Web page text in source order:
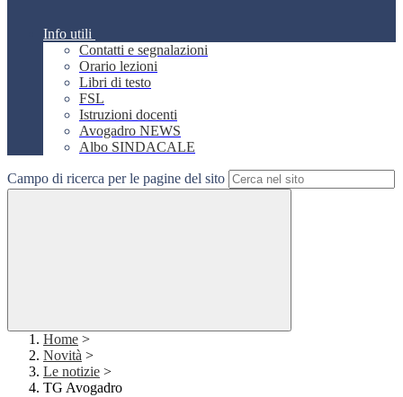
Info utili
Contatti e segnalazioni
Orario lezioni
Libri di testo
FSL
Istruzioni docenti
Avogadro NEWS
Albo SINDACALE
Campo di ricerca per le pagine del sito
Home >
Novità >
Le notizie >
TG Avogadro